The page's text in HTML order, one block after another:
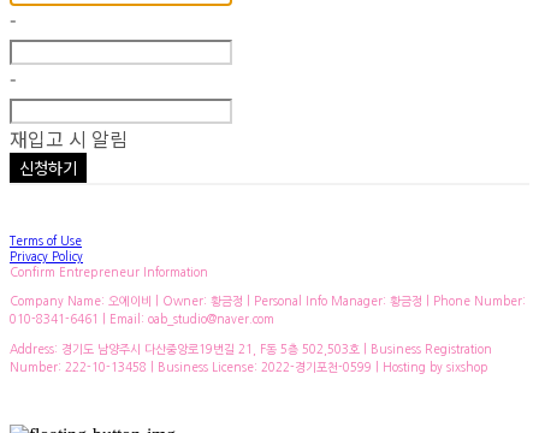
-
-
재입고 시 알림
신청하기
Terms of Use
Privacy Policy
Confirm Entrepreneur Information
Company Name: 오에이비 | Owner: 황금정 | Personal Info Manager: 황금정 | Phone Number:
010-8341-6461 | Email: oab_studio@naver.com
Address: 경기도 남양주시 다산중앙로19번길 21, F동 5층 502,503호 | Business Registration
Number: 222-10-13458 | Business License: 2022-경기포천-0599 | Hosting by sixshop